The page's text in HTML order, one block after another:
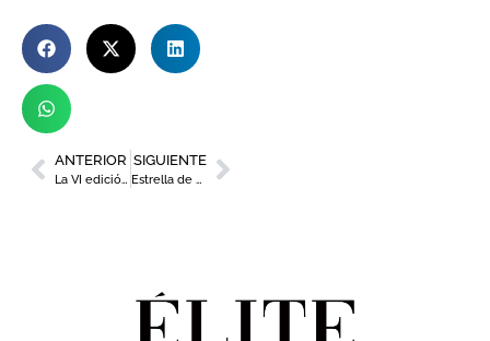
ANTERIOR
La VI edición del Murcia Jazz Festival contará con grandes referentes internacionales
SIGUIENTE
Estrella de Levante presenta ‘La Barra’, un ciclo de eventos sobre la identidad murciana